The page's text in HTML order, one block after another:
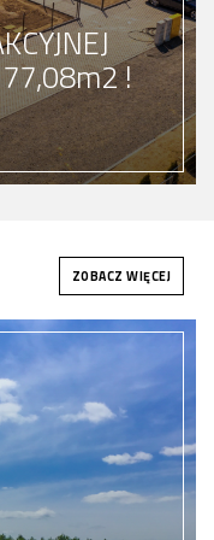
!!
ZOBACZ WIĘCEJ